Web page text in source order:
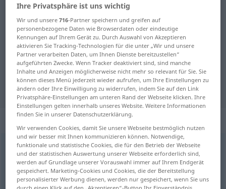
Deutsch-Niederländisch Wörterbuch
Deutsch-Niederländisch
Übersetzung für "angrenzend"
"angrenzend" Niederländisch
Übersetzung
„angrenzend“
angrenzend
Übersicht aller Übersetzungen
(Für mehr Details die Übersetzung anklicken/antippen)
Ihre Privatsphäre ist uns wichtig
Wir und unsere716-Partner speichern und greifen auf
personenbezogene Daten wie Browserdaten oder eindeutige
Kennungen auf Ihrem Gerät zu. Durch Auswahl von Akzeptieren
aktivieren Sie Tracking-Technologien für die unter „Wir und unsere
Partner verarbeiten Daten, um Ihnen Dienste bereitzustellen“
aufgeführten Zwecke. Wenn Tracker deaktiviert sind, sind manche
Inhalte und Anzeigen möglicherweise nicht mehr so relevant für Sie. Sie
können dieses Menü jederzeit wieder aufrufen, um Ihre Einstellungen zu
ändern oder Ihre Einwilligung zu widerrufen, indem Sie auf den Link
Privatsphäre-Einstellungen am unteren Rand der Webseite klicken. Ihre
Einstellungen gelten innerhalb unseres Website. Weitere Informationen
finden Sie in unserer Datenschutzerklärung.
Wir verwenden Cookies, damit Sie unsere Webseite bestmöglich nutzen
und wir besser mit Ihnen kommunizieren können. Notwendige,
funktionale und statistische Cookies, die für den Betrieb der Webseite
und der statistischen Auswertung unserer Webseite erforderlich sind,
werden auf Grundlage unserer Vorauswahl immer auf Ihrem Endgerät
gespeichert. Marketing-Cookies und Cookies, die der Bereitstellung
personalisierter Werbung dienen, werden nur gespeichert, wenn Sie uns
durch einen Klick auf den „Akzeptieren“-Button Ihr Einverständnis